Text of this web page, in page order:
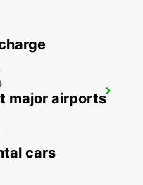
major airports
cars